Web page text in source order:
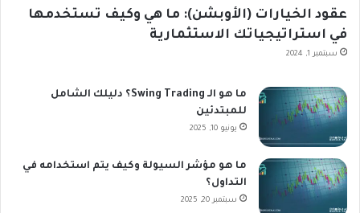
عقود الخيارات (الأوبشن): ما هي وكيف تستخدمها
في استراتيجياتك الاستثمارية
سبتمبر 1, 2024
ما هو الـ Swing Trading؟ دليلك الشامل
للمبتدئين
يونيو 10, 2025
ما هو مؤشر السيولة وكيف يتم استخدامه في
التداول؟
سبتمبر 20, 2025